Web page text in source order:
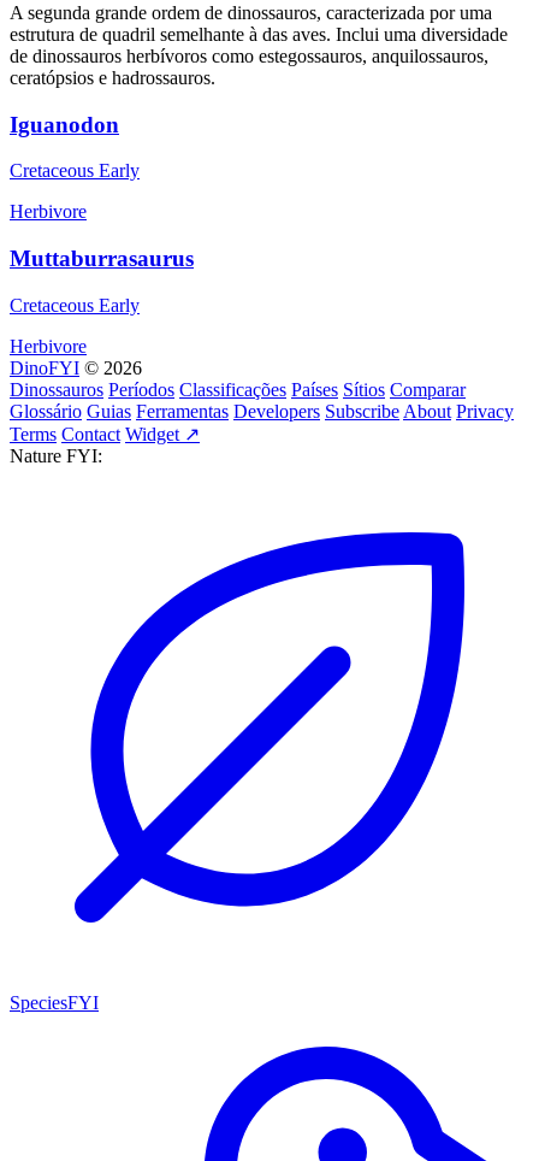
A segunda grande ordem de dinossauros, caracterizada por uma
estrutura de quadril semelhante à das aves. Inclui uma diversidade
de dinossauros herbívoros como estegossauros, anquilossauros,
ceratópsios e hadrossauros.
Iguanodon
Cretaceous Early
Herbivore
Muttaburrasaurus
Cretaceous Early
Herbivore
DinoFYI © 2026
Dinossauros Períodos Classificações Países Sítios Comparar
Glossário Guias Ferramentas Developers Subscribe About Privacy
Terms Contact Widget ↗
Nature FYI:
SpeciesFYI